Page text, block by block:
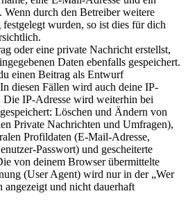
Wenn durch den Betreiber weitere
wurden, so ist dies für dich
oder eine private Nachricht erstellst,
Daten ebenfalls gespeichert.
einen Beitrag als Entwurf
diesen Fällen wird auch deine IP-
Die IP-Adresse wird weiterhin bei
Löschen und Ändern von
Private Nachrichten und Umfragen),
Profildaten (E-Mail-Adresse,
Passwort) und gescheiterte
von deinem Browser übermittelte
(User Agent) wird nur in der „Wer
angezeigt und nicht dauerhaft